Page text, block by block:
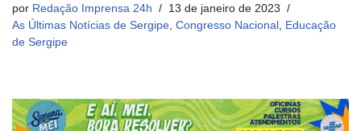
por Redação Imprensa 24h
13 de janeiro de 2023
As Últimas Notícias de Sergipe, Congresso Nacional , Educação
de Sergipe